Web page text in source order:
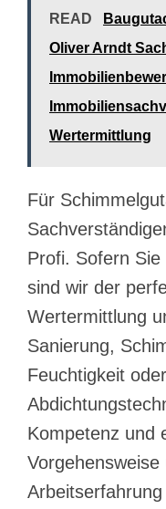
READ
Oliver Arndt
Wertermittlung
Für
Profi. Sofern
sind wir der
Wertermittlung
Sanierung,
Feuchtigkeit
Kompetenz und